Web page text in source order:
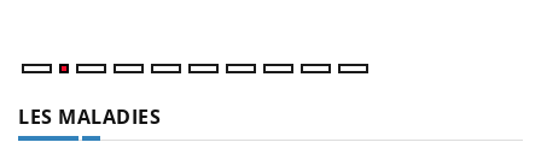
LES MALADIES